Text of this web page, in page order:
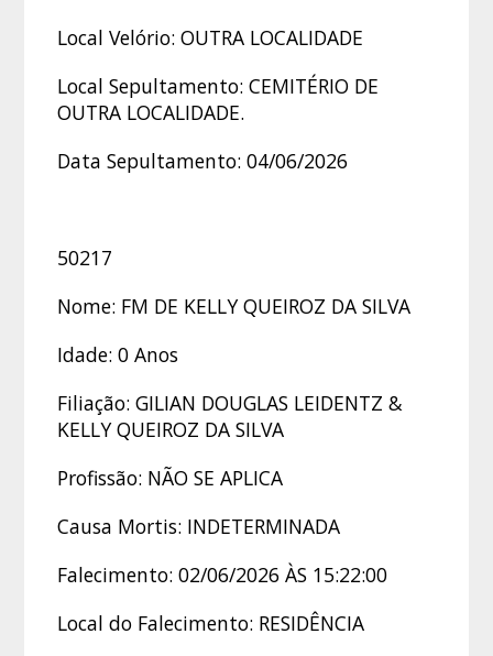
Local Velório: OUTRA LOCALIDADE
Local Sepultamento: CEMITÉRIO DE
OUTRA LOCALIDADE.
Data Sepultamento: 04/06/2026
50217
Nome: FM DE KELLY QUEIROZ DA SILVA
Idade: 0 Anos
Filiação: GILIAN DOUGLAS LEIDENTZ &
KELLY QUEIROZ DA SILVA
Profissão: NÃO SE APLICA
Causa Mortis: INDETERMINADA
Falecimento: 02/06/2026 ÀS 15:22:00
Local do Falecimento: RESIDÊNCIA